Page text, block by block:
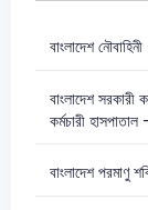
বাংলাদেশ
বাংলাদেশ
কর্মচারী
বাংলাদেশ পরমাণু